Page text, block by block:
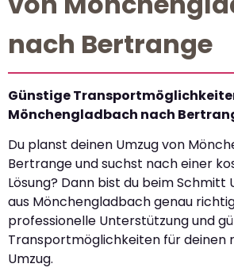
nach Bertrange
Günstige
Mönchengladbach nach
Du planst deinen Umzug von
Bertrange und suchst nach einer
Lösung? Dann bist du beim Schmitt
aus Mönchengladbach genau
professionelle Unterstützung und
Transportmöglichkeiten für deinen
Umzug.